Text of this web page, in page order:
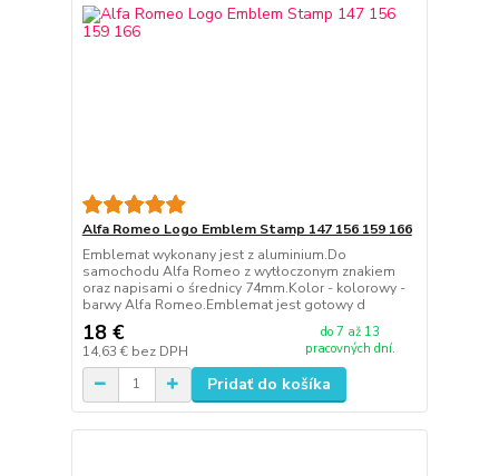
Alfa Romeo Logo Emblem Stamp 147 156 159 166
Emblemat wykonany jest z aluminium.Do
samochodu Alfa Romeo z wytłoczonym znakiem
oraz napisami o średnicy 74mm.Kolor - kolorowy -
barwy Alfa Romeo.Emblemat jest gotowy d
18 €
14,63 € bez DPH
do 7 až 13
pracovných dní.
Pridať do košíka